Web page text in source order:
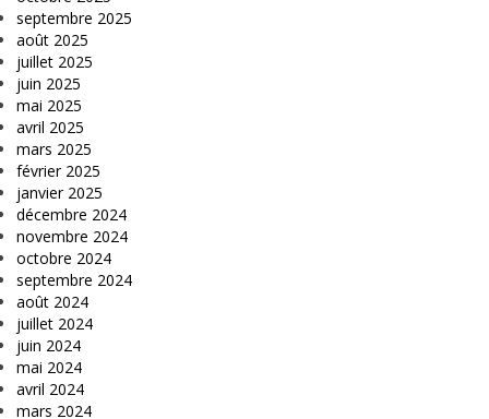
septembre 2025
août 2025
juillet 2025
juin 2025
mai 2025
avril 2025
mars 2025
février 2025
janvier 2025
décembre 2024
novembre 2024
octobre 2024
septembre 2024
août 2024
juillet 2024
juin 2024
mai 2024
avril 2024
mars 2024